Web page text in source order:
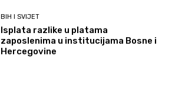
BIH I SVIJET
Isplata razlike u platama
zaposlenima u institucijama Bosne i
Hercegovine